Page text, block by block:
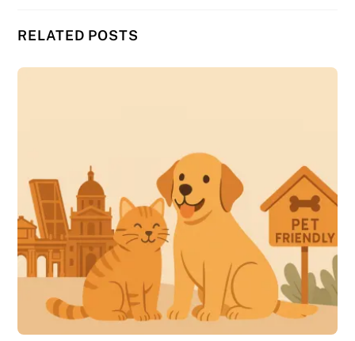
RELATED POSTS